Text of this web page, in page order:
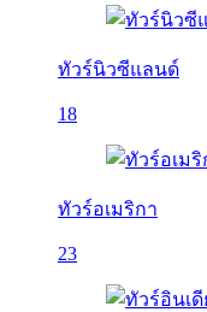
ทัวร์นิวซีแลนด์
18
ทัวร์อเมริกา
23